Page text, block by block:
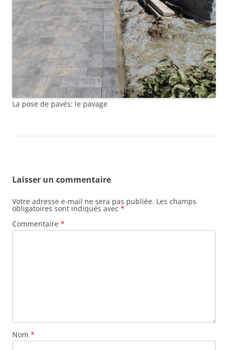
La pose de pavés: le pavage
Laisser un commentaire
Votre adresse e-mail ne sera pas publiée. Les champs
obligatoires sont indiqués avec *
Commentaire *
Nom *